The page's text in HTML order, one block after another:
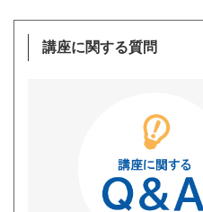
講座に関する質問